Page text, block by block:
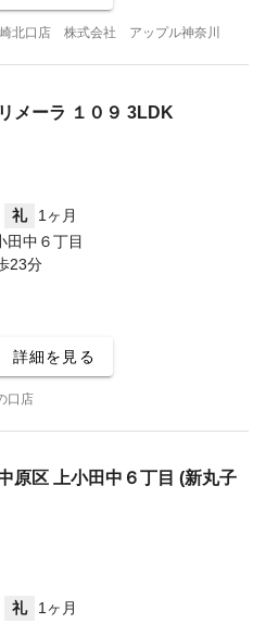
北口店 株式会社 アップル神奈川
メーラ １０９ 3LDK
礼
1ヶ月
田中６丁目
23分
詳細を見る
口店
原区 上小田中６丁目 (新丸子
礼
1ヶ月